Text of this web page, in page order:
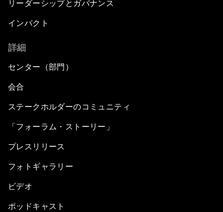
リーダーシップとガバナンス
インパクト
詳細
センター（部門）
会合
ステークホルダーのコミュニティ
「フォーラム・ストーリー」
プレスリリース
フォトギャラリー
ビデオ
ポッドキャスト